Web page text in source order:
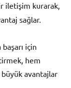
iletişim kurarak,
sağlar.
için
hem
büyük avantajlar